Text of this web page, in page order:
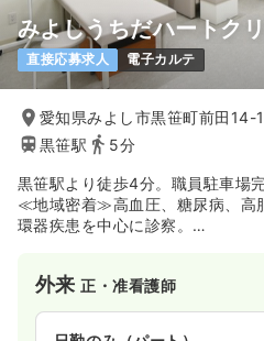
日勤のみ（パート）
給与 時給 1,500円
時間 8:30～17:30
日祝休み
ブランク可 時給
気になる
みよしうちだハートク
直接応募求人 電子カルテ
愛知県みよし市黒笹町前田14-1
黒笹駅
5分
黒笹駅より徒歩4分。職員駐車場完
≪地域密着≫高血圧、糖尿病、高
環器疾患を中心に診察。
外来正・准看護師